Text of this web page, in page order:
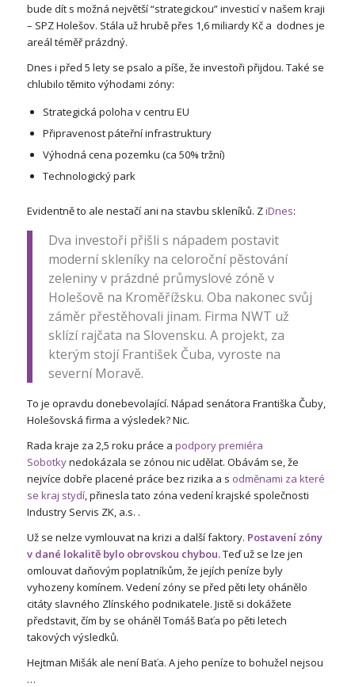
bude dít s možná největší “strategickou” investicí v našem kraji
– SPZ Holešov. Stála už hrubě přes 1,6 miliardy Kč a dodnes je
areál téměř prázdný.
Dnes i před 5 lety se psalo a píše, že investoři přijdou. Také se
chlubilo těmito výhodami zóny:
Strategická poloha v centru EU
Připravenost páteřní infrastruktury
Výhodná cena pozemku (ca 50% tržní)
Technologický park
Evidentně to ale nestačí ani na stavbu skleníků. ZiDnes:
Dva investoři přišli s nápadem postavit
moderní skleníky na celoroční pěstování
zeleniny v prázdné průmyslové zóně v
Holešově na Kroměřížsku. Oba nakonec svůj
záměr přestěhovali jinam. Firma NWT už
sklízí rajčata na Slovensku. A projekt, za
kterým stojí František Čuba, vyroste na
severní Moravě.
To je opravdu donebevolající. Nápad senátora Františka Čuby,
Holešovská firma a výsledek? Nic.
Rada kraje za 2,5 roku práce a podpory premiéra
Sobotkynedokázala se zónou nic udělat. Obávám se, že
nejvíce dobře placené práce bez rizika a s odměnami za které
se kraj stydí, přinesla tato zóna vedení krajské společnosti
Industry Servis ZK, a.s. .
Už se nelze vymlouvat na krizi a další faktory. Postavení zóny
v dané lokalitě bylo obrovskou chybou.Teď už se lze jen
omlouvat daňovým poplatníkům, že jejích peníze byly
vyhozeny komínem. Vedení zóny se před pěti lety ohánělo
citáty slavného Zlínského podnikatele. Jistě si dokážete
představit, čím by se oháněl Tomáš Baťa po pěti letech
takových výsledků.
Hejtman Mišák ale není Baťa. A jeho peníze to bohužel nejsou
…